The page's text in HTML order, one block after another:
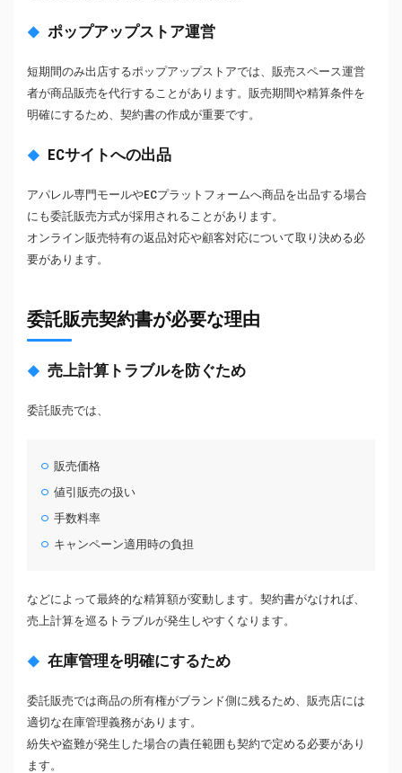
ポップアップストア運営
短期間のみ出店するポップアップストアでは、販売スペース運営
者が商品販売を代行することがあります。販売期間や精算条件を
明確にするため、契約書の作成が重要です。
ECサイトへの出品
アパレル専門モールやECプラットフォームへ商品を出品する場合
にも委託販売方式が採用されることがあります。
オンライン販売特有の返品対応や顧客対応について取り決める必
要があります。
委託販売契約書が必要な理由
売上計算トラブルを防ぐため
委託販売では、
販売価格
値引販売の扱い
手数料率
キャンペーン適用時の負担
などによって最終的な精算額が変動します。契約書がなければ、
売上計算を巡るトラブルが発生しやすくなります。
在庫管理を明確にするため
委託販売では商品の所有権がブランド側に残るため、販売店には
適切な在庫管理義務があります。
紛失や盗難が発生した場合の責任範囲も契約で定める必要があり
ます。